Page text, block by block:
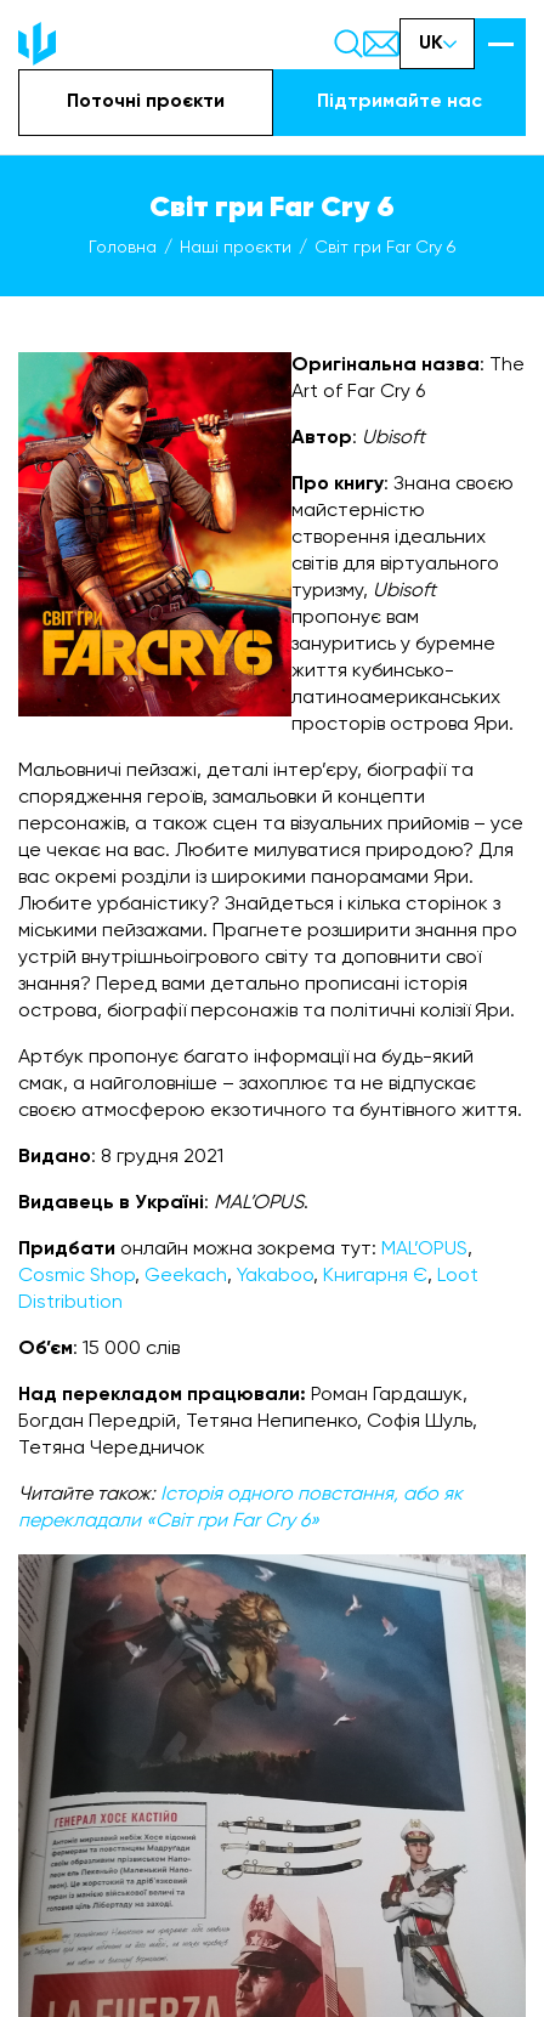
UK
Поточні проєкти Підтримайте наc
Світ гри Far Cry 6
Головна Наші проєкти Світ гри Far Cry 6
Оригінальна назва: The
Art of Far Cry 6
Автор: Ubisoft
Про книгу: Знана своєю
майстерністю
створення ідеальних
світів для віртуального
туризму, Ubisoft
пропонує вам
зануритись у буремне
життя кубинсько-
латиноамериканських
просторів острова Яри.
Мальовничі пейзажі, деталі інтер’єру, біографії та
спорядження героїв, замальовки й концепти
персонажів, а також сцен та візуальних прийомів – усе
це чекає на вас. Любите милуватися природою? Для
вас окремі розділи із широкими панорамами Яри.
Любите урбаністику? Знайдеться і кілька сторінок з
міськими пейзажами. Прагнете розширити знання про
устрій внутрішньоігрового світу та доповнити свої
знання? Перед вами детально прописані історія
острова, біографії персонажів та політичні колізії Яри.
Артбук пропонує багато інформації на будь-який
смак, а найголовніше – захоплює та не відпускає
своєю атмосферою екзотичного та бунтівного життя.
Видано: 8 грудня 2021
Видавець в Україні: MAL’OPUS.
Придбати онлайн можна зокрема тут: MAL’OPUS,
Cosmic Shop, Geekach, Yakaboo, Книгарня Є, Loot
Distribution
Об’єм: 15 000 слів
Над перекладом працювали: Роман Гардашук,
Богдан Передрій, Тетяна Непипенко, Софія Шуль,
Тетяна Чередничок
Читайте також: Історія одного повстання, або як
перекладали «Світ гри Far Cry 6»